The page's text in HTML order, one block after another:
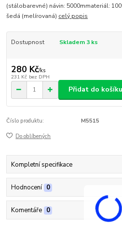
(stálobarevné) návin: 5000mmateriál:
šedá (melírovaná) celý popis
Dostupnost Skladem 3 ks
280 Kč/ks
231 Kč bez DPH
Přidat do košíku
Číslo produktu: M5515
Do oblíbených
Kompletní specifikace
Hodnocení 0
Komentáře 0